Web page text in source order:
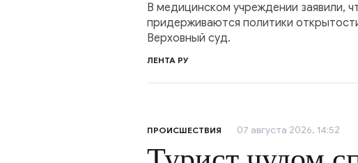
В медицинском учреждении заявили,
придерживаются политики
Верховный суд.
ЛЕНТА РУ
ПРОИСШЕСТВИЯ 07 августа 2026, 14:52